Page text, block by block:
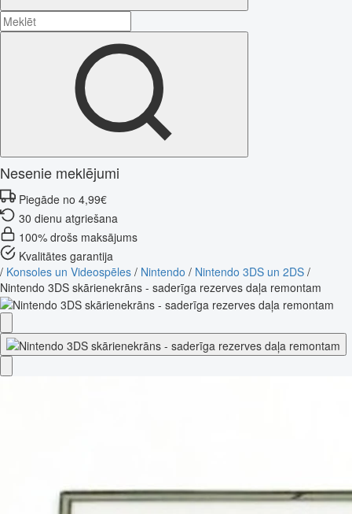
Nesenie meklējumi
Piegāde no 4,99€
30 dienu atgriešana
100% drošs maksājums
Kvalitātes garantija
/ Konsoles un Videospēles / Nintendo / Nintendo 3DS un 2DS /
Nintendo 3DS skārienekrāns - saderīga rezerves daļa remontam